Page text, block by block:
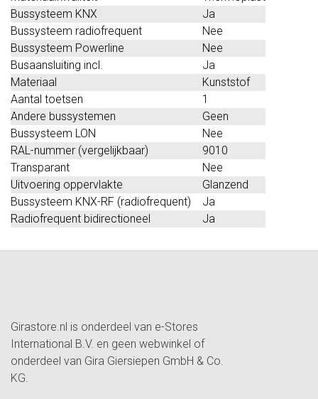
Bussysteem KNX
Ja
Bussysteem radiofrequent
Nee
Bussysteem Powerline
Nee
Busaansluiting incl.
Ja
Materiaal
Kunststof
Aantal toetsen
1
Andere bussystemen
Geen
Bussysteem LON
Nee
RAL-nummer (vergelijkbaar)
9010
Transparant
Nee
Uitvoering oppervlakte
Glanzend
Bussysteem KNX-RF (radiofrequent)
Ja
Radiofrequent bidirectioneel
Ja
Girastore.nl is onderdeel van e-Stores
International B.V. en geen webwinkel of
onderdeel van Gira Giersiepen GmbH & Co.
KG.